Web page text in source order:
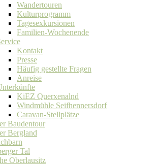
Wandertouren
Kulturprogramm
Tagesexkursionen
Familien-Wochenende
Kontakt
Presse
Häufig gestellte Fragen
Anreise
KiEZ Querxenalnd
Windmühle Seifhennersdorf
Caravan-Stellplätze
Baudentour
Bergland
Tal
Oberlausitz